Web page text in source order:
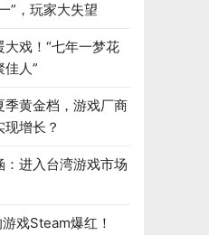
”，玩家大失望
戏！“七年一梦花
人”
季黄金档，游戏厂商
增长？
：进入台湾游戏市场
戏Steam爆红！